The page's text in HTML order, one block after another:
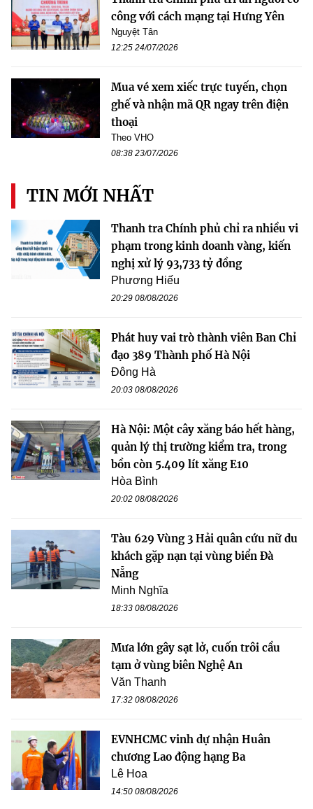
công với cách mạng tại Hưng Yên
Nguyệt Tân
12:25 24/07/2026
Mua vé xem xiếc trực tuyến, chọn
ghế và nhận mã QR ngay trên điện
thoại
Theo VHO
08:38 23/07/2026
TIN MỚI NHẤT
Thanh tra Chính phủ chỉ ra nhiều vi
phạm trong kinh doanh vàng, kiến
nghị xử lý 93,733 tỷ đồng
Phương Hiếu
20:29 08/08/2026
Phát huy vai trò thành viên Ban Chỉ
đạo 389 Thành phố Hà Nội
Đông Hà
20:03 08/08/2026
Hà Nội: Một cây xăng báo hết hàng,
quản lý thị trường kiểm tra, trong
bồn còn 5.409 lít xăng E10
Hòa Bình
20:02 08/08/2026
Tàu 629 Vùng 3 Hải quân cứu nữ du
khách gặp nạn tại vùng biển Đà
Nẵng
Minh Nghĩa
18:33 08/08/2026
Mưa lớn gây sạt lở, cuốn trôi cầu
tạm ở vùng biên Nghệ An
Văn Thanh
17:32 08/08/2026
EVNHCMC vinh dự nhận Huân
chương Lao động hạng Ba
Lê Hoa
14:50 08/08/2026